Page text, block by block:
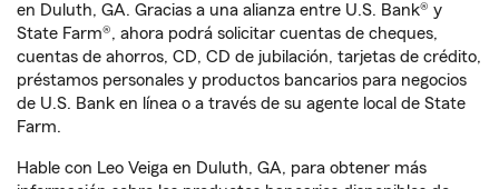
en Duluth, GA. Gracias a una alianza entre U.S. Bank® y
State Farm®, ahora podrá solicitar cuentas de cheques,
cuentas de ahorros, CD, CD de jubilación, tarjetas de crédito,
préstamos personales y productos bancarios para negocios
de U.S. Bank en línea o a través de su agente local de State
Farm.
Hable con Leo Veiga en Duluth, GA, para obtener más